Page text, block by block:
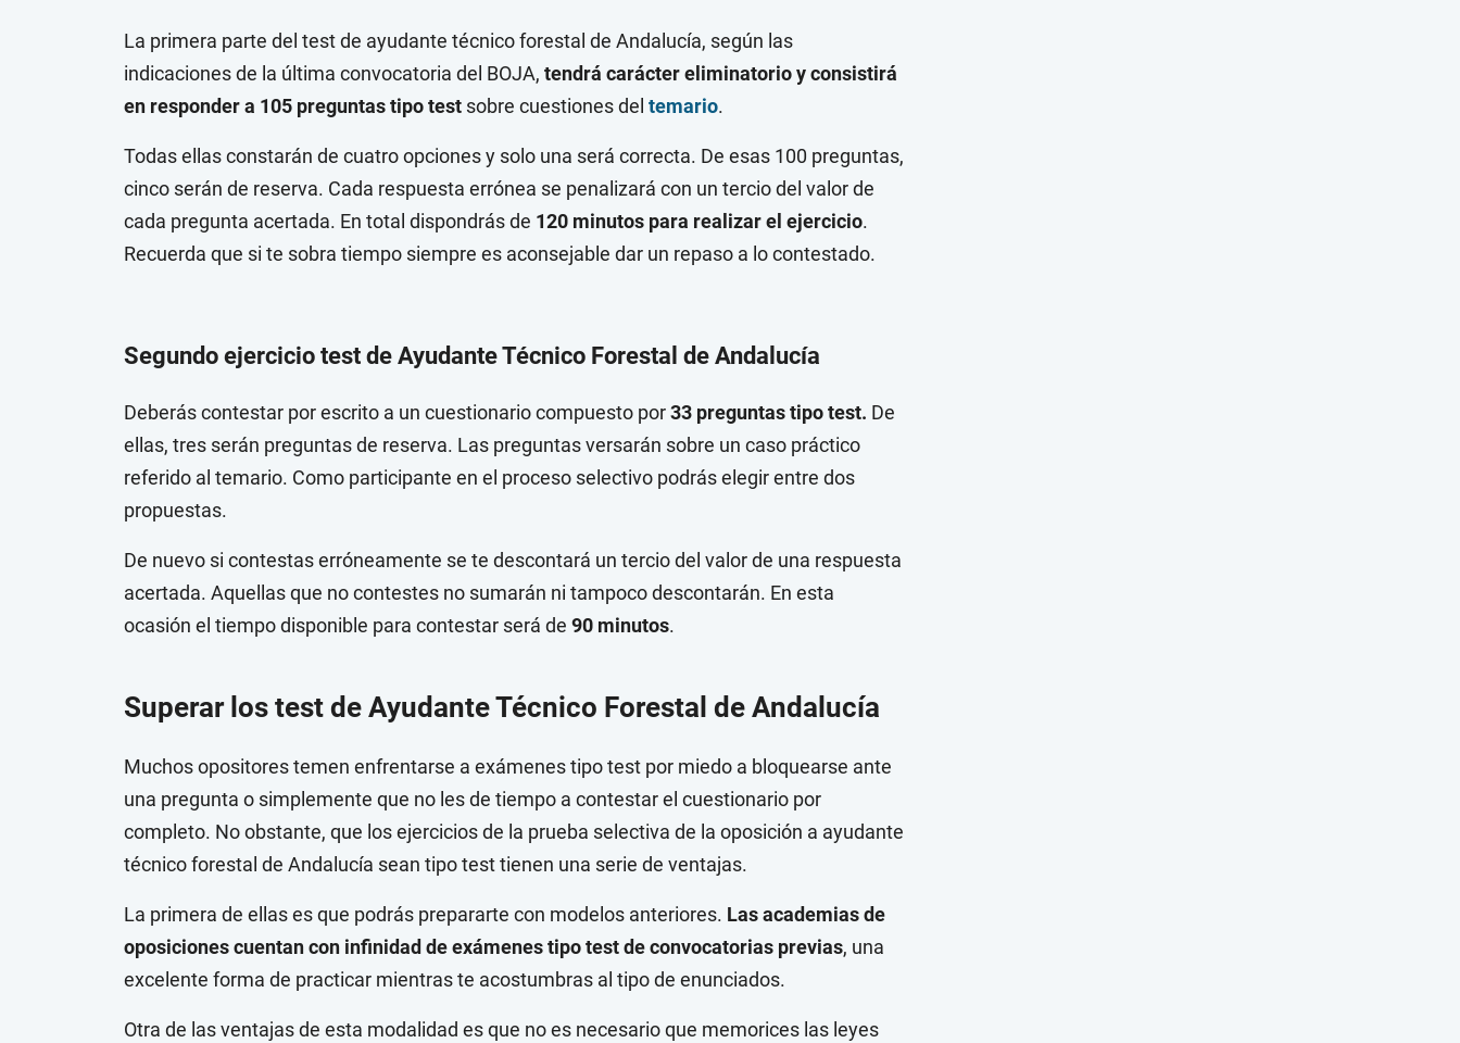
La primera parte del test de ayudante técnico forestal de Andalucía, según las
indicaciones de la última convocatoria del BOJA, tendrá carácter eliminatorio y consistirá
en responder a 105 preguntas tipo test sobre cuestiones del temario.
Todas ellas constarán de cuatro opciones y solo una será correcta. De esas 100 preguntas,
cinco serán de reserva. Cada respuesta errónea se penalizará con un tercio del valor de
cada pregunta acertada. En total dispondrás de 120 minutos para realizar el ejercicio.
Recuerda que si te sobra tiempo siempre es aconsejable dar un repaso a lo contestado.
Segundo ejercicio test de Ayudante Técnico Forestal de Andalucía
Deberás contestar por escrito a un cuestionario compuesto por33 preguntas tipo test. De
ellas, tres serán preguntas de reserva. Las preguntas versarán sobre un caso práctico
referido al temario. Como participante en el proceso selectivo podrás elegir entre dos
propuestas.
De nuevo si contestas erróneamente se te descontará un tercio del valor de una respuesta
acertada. Aquellas que no contestes no sumarán ni tampoco descontarán. En esta
ocasión el tiempo disponible para contestar será de 90 minutos.
Superar los test de Ayudante Técnico Forestal de Andalucía
Muchos opositores temen enfrentarse a exámenes tipo test por miedo a bloquearse ante
una pregunta o simplemente que no les de tiempo a contestar el cuestionario por
completo. No obstante, que los ejercicios de la prueba selectiva de la oposición a ayudante
técnico forestal de Andalucía sean tipo test tienen una serie de ventajas.
La primera de ellas es que podrás prepararte con modelos anteriores. Las academias de
oposiciones cuentan con infinidad de exámenes tipo test de convocatorias previas, una
excelente forma de practicar mientras te acostumbras al tipo de enunciados.
Otra de las ventajas de esta modalidad es que no es necesario que memorices las leyes